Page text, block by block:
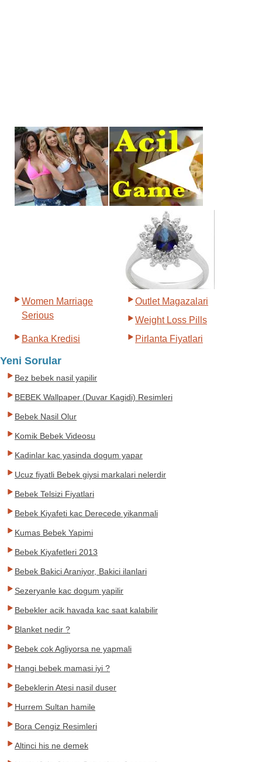
Women Marriage
Serious
Outlet Magazalari
Weight Loss Pills
Banka Kredisi
Pirlanta Fiyatlari
Yeni Sorular
Bez bebek nasil yapilir
BEBEK Wallpaper (Duvar Kagidi) Resimleri
Bebek Nasil Olur
Komik Bebek Videosu
Kadinlar kac yasinda dogum yapar
Ucuz fiyatli Bebek giysi markalari nelerdir
Bebek Telsizi Fiyatlari
Bebek Kiyafeti kac Derecede yikanmali
Kumas Bebek Yapimi
Bebek Kiyafetleri 2013
Bebek Bakici Araniyor, Bakici ilanlari
Sezeryanle kac dogum yapilir
Bebekler acik havada kac saat kalabilir
Blanket nedir ?
Bebek cok Agliyorsa ne yapmali
Hangi bebek mamasi iyi ?
Bebeklerin Atesi nasil duser
Hurrem Sultan hamile
Bora Cengiz Resimleri
Altinci his ne demek